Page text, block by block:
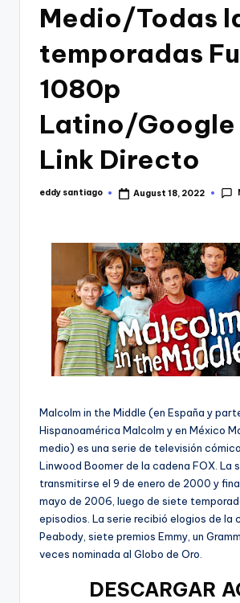
Medio/Todas
temporadas
1080p
Latino/Google
Link Directo
Posted
eddy santiago August 18, 2022
Malcolm in the Middle (en España y
Hispanoamérica Malcolm y en México
medio) es una serie de televisión
Linwood Boomer de la cadena FOX. La
transmitirse el 9 de enero de 2000 y
mayo de 2006, luego de siete
episodios. La serie recibió elogios de la
Peabody, siete premios Emmy, un
veces nominada al Globo de Oro.
DESCARGAR